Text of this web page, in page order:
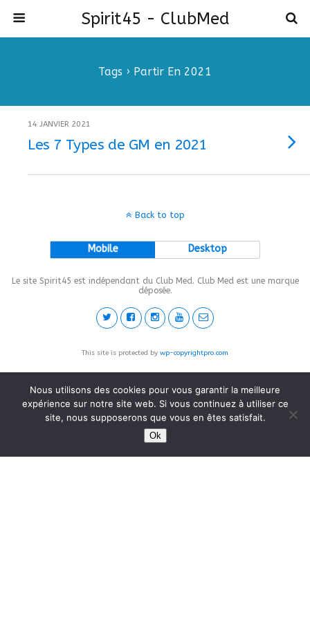
Spirit45 - ClubMed
Tags › Partir En 2021
14 JANVIER 2021
Les 7 Types de GM en 2021
Back to top
Mobile Desktop
Le site Spirit45 est indépendant du Club Med. Club Med est une marque
déposée.
This site is protected by wp-copyrightpro.com
Nous utilisons des cookies pour vous garantir la meilleure
expérience sur notre site web. Si vous continuez à utiliser ce
site, nous supposerons que vous en êtes satisfait.
Ok